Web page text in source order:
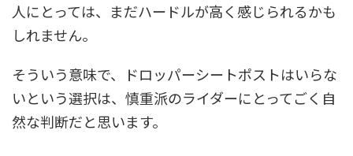
人にとっては、まだハードルが高く感じられるかも
しれません。
そういう意味で、ドロッパーシートポストはいらな
いという選択は、慎重派のライダーにとってごく自
然な判断だと思います。